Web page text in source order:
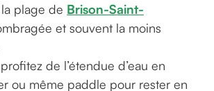
plage de Brison-Saint-
et souvent la moins
de l’étendue d’eau en
ou même paddle pour rester en